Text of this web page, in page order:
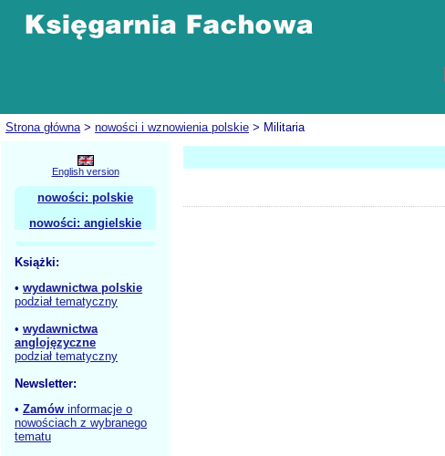
Strona główna> nowości i wznowienia polskie > Militaria
English version
nowości: polskie
nowości: angielskie
Książki:
• wydawnictwa polskie
podział tematyczny
• wydawnictwa
anglojęzyczne
podział tematyczny
Newsletter:
• Zamów informacje o
nowościach z wybranego
tematu